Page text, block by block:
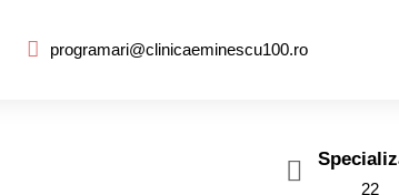
programari@clinicaeminescu100.ro
22